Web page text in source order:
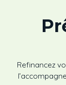
Refinancez